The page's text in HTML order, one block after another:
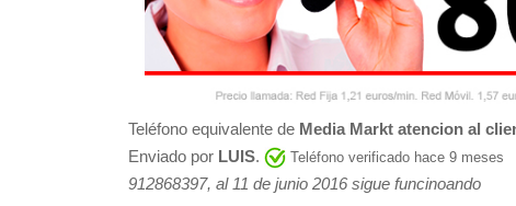
Teléfono equivalente de Media Markt atencion al
Enviado por LUIS. Teléfono verificado hace 9 meses
912868397, al 11 de junio 2016 sigue funcinoando